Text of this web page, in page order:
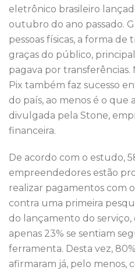
eletrônico brasileiro
outubro do ano passado.
pessoas físicas, a forma
graças do público,
pagava por transferências.
Pix também faz sucesso
do país, ao menos é o que
divulgada pela Stone,
financeira.
De acordo com o estudo,
empreendedores estão
realizar pagamentos com
contra uma primeira
do lançamento do
apenas 23% se sentiam
ferramenta. Desta vez,
afirmaram já, pelo menos,